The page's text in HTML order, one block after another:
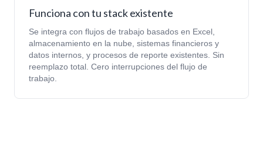
Funciona con tu stack existente
Se integra con flujos de trabajo basados en Excel,
almacenamiento en la nube, sistemas financieros y
datos internos, y procesos de reporte existentes. Sin
reemplazo total. Cero interrupciones del flujo de
trabajo.